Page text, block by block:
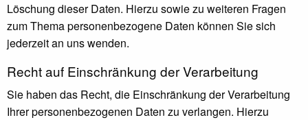
Löschung dieser Daten. Hierzu sowie zu weiteren Fragen
zum Thema personenbezogene Daten können Sie sich
jederzeit an uns wenden.
Recht auf Einschränkung der Verarbeitung
Sie haben das Recht, die Einschränkung der Verarbeitung
Ihrer personenbezogenen Daten zu verlangen. Hierzu